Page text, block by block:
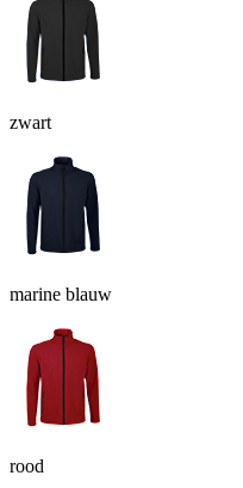
zwart
marine blauw
rood